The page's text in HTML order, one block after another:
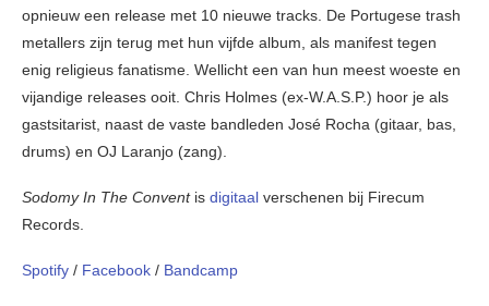
opnieuw een release met 10 nieuwe tracks. De Portugese trash
metallers zijn terug met hun vijfde album, als manifest tegen
enig religieus fanatisme. Wellicht een van hun meest woeste en
vijandige releases ooit. Chris Holmes (ex-W.A.S.P.) hoor je als
gastsitarist, naast de vaste bandleden José Rocha (gitaar, bas,
drums) en OJ Laranjo (zang).
Sodomy In The Convent is digitaal verschenen bij Firecum
Records.
Spotify / Facebook / Bandcamp